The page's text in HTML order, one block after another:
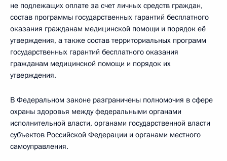
не подлежащих оплате за счет личных средств граждан,
состав программы государственных гарантий бесплатного
оказания гражданам медицинской помощи и порядок её
утверждения, а также состав территориальных программ
государственных гарантий бесплатного оказания
гражданам медицинской помощи и порядок их
утверждения.
В Федеральном законе разграничены полномочия в сфере
охраны здоровья между федеральными органами
исполнительной власти, органами государственной власти
субъектов Российской Федерации и органами местного
самоуправления.